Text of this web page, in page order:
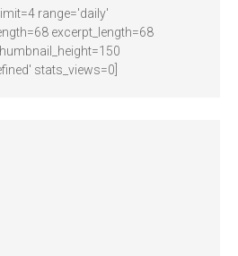
range='daily'
excerpt_length=68
stats_views=0]